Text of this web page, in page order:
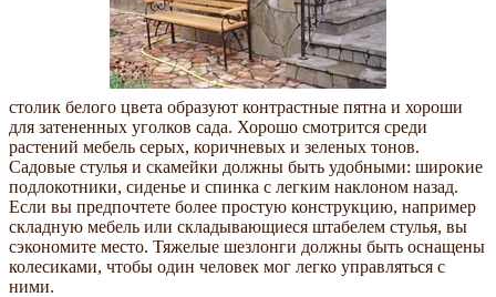
столик белого цвета образуют контрастные пятна и хороши
для затененных уголков сада. Хорошо смотрится среди
растений мебель серых, коричневых и зеленых тонов.
Садовые стулья и скамейки должны быть удобными: широкие
подлокотники, сиденье и спинка с легким наклоном назад.
Если вы предпочтете более простую конструкцию, например
складную мебель или складывающиеся штабелем стулья, вы
сэкономите место. Тяжелые шезлонги должны быть оснащены
колесиками, чтобы один человек мог легко управляться с
ними.